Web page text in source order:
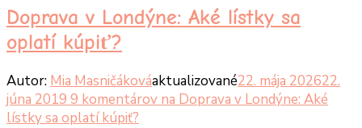
Doprava v Londýne: Aké lístky sa
oplatí kúpiť?
Autor: Mia Masničákováaktualizované22. mája 202622.
júna 2019 9 komentárov na Doprava v Londýne: Aké
lístky sa oplatí kúpiť?